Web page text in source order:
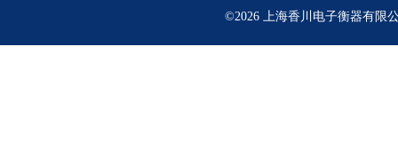
©2026 上海香川电子衡器有限